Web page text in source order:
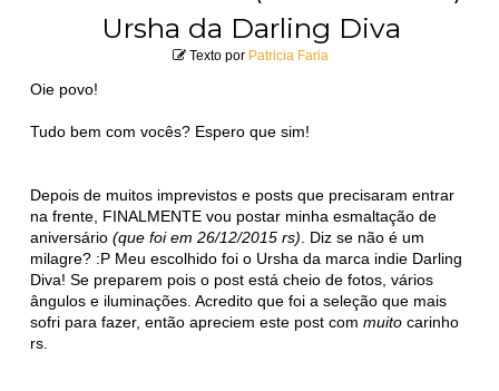
Ursha da Darling Diva
Texto por Patricia Faria
Oie povo!
Tudo bem com vocês? Espero que sim!
Depois de muitos imprevistos e posts que precisaram entrar
na frente, FINALMENTE vou postar minha esmaltação de
aniversário(que foi em 26/12/2015 rs) . Diz se não é um
milagre? :P Meu escolhido foi o Ursha da marca indie Darling
Diva! Se preparem pois o post está cheio de fotos, vários
ângulos e iluminações. Acredito que foi a seleção que mais
sofri para fazer, então apreciem este post commuito carinho
rs.